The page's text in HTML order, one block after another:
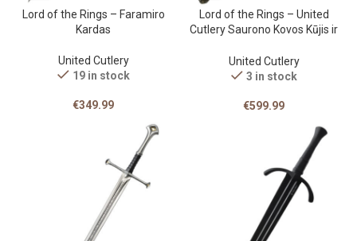
Lord of the Rings – Faramiro
Kardas
United Cutlery
19 in stock
€349.99
Lord of the Rings – United
Cutlery Saurono Kovos Kūjis ir
Edicija
United Cutlery
3 in stock
€599.99